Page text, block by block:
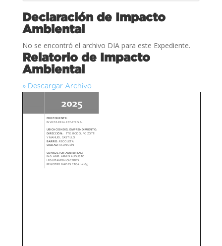
Declaración de Impacto
Ambiental
No se encontró el archivo DIA para este Expediente.
Relatorio de Impacto
Ambiental
» Descargar Archivo